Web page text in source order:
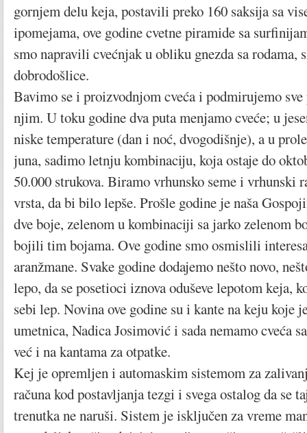
gornjem delu keja, postavili preko 160 saksija sa
ipomejama, ove godine cvetne piramide sa
smo napravili cvećnjak u obliku gnezda sa rodama,
dobrodošlice.
Bavimo se i proizvodnjom cveća i podmirujemo sve
njim. U toku godine dva puta menjamo cveće; u
niske temperature (dan i noć, dvogodišnje), a u
juna, sadimo letnju kombinaciju, koja ostaje do
50.000 strukova. Biramo vrhunsko seme i vrhunski
vrsta, da bi bilo lepše. Prošle godine je naša
dve boje, zelenom u kombinaciji sa jarko zelenom
bojili tim bojama. Ove godine smo osmislili
aranžmane. Svake godine dodajemo nešto novo,
lepo, da se posetioci iznova oduševe lepotom keja,
sebi lep. Novina ove godine su i kante na keju koje
umetnica, Nadica Josimović i sada nemamo cveća
već i na kantama za otpatke.
Kej je opremljen i automaskim sistemom za
računa kod postavljanja tezgi i svega ostalog da se
trenutka ne naruši. Sistem je isključen za vreme